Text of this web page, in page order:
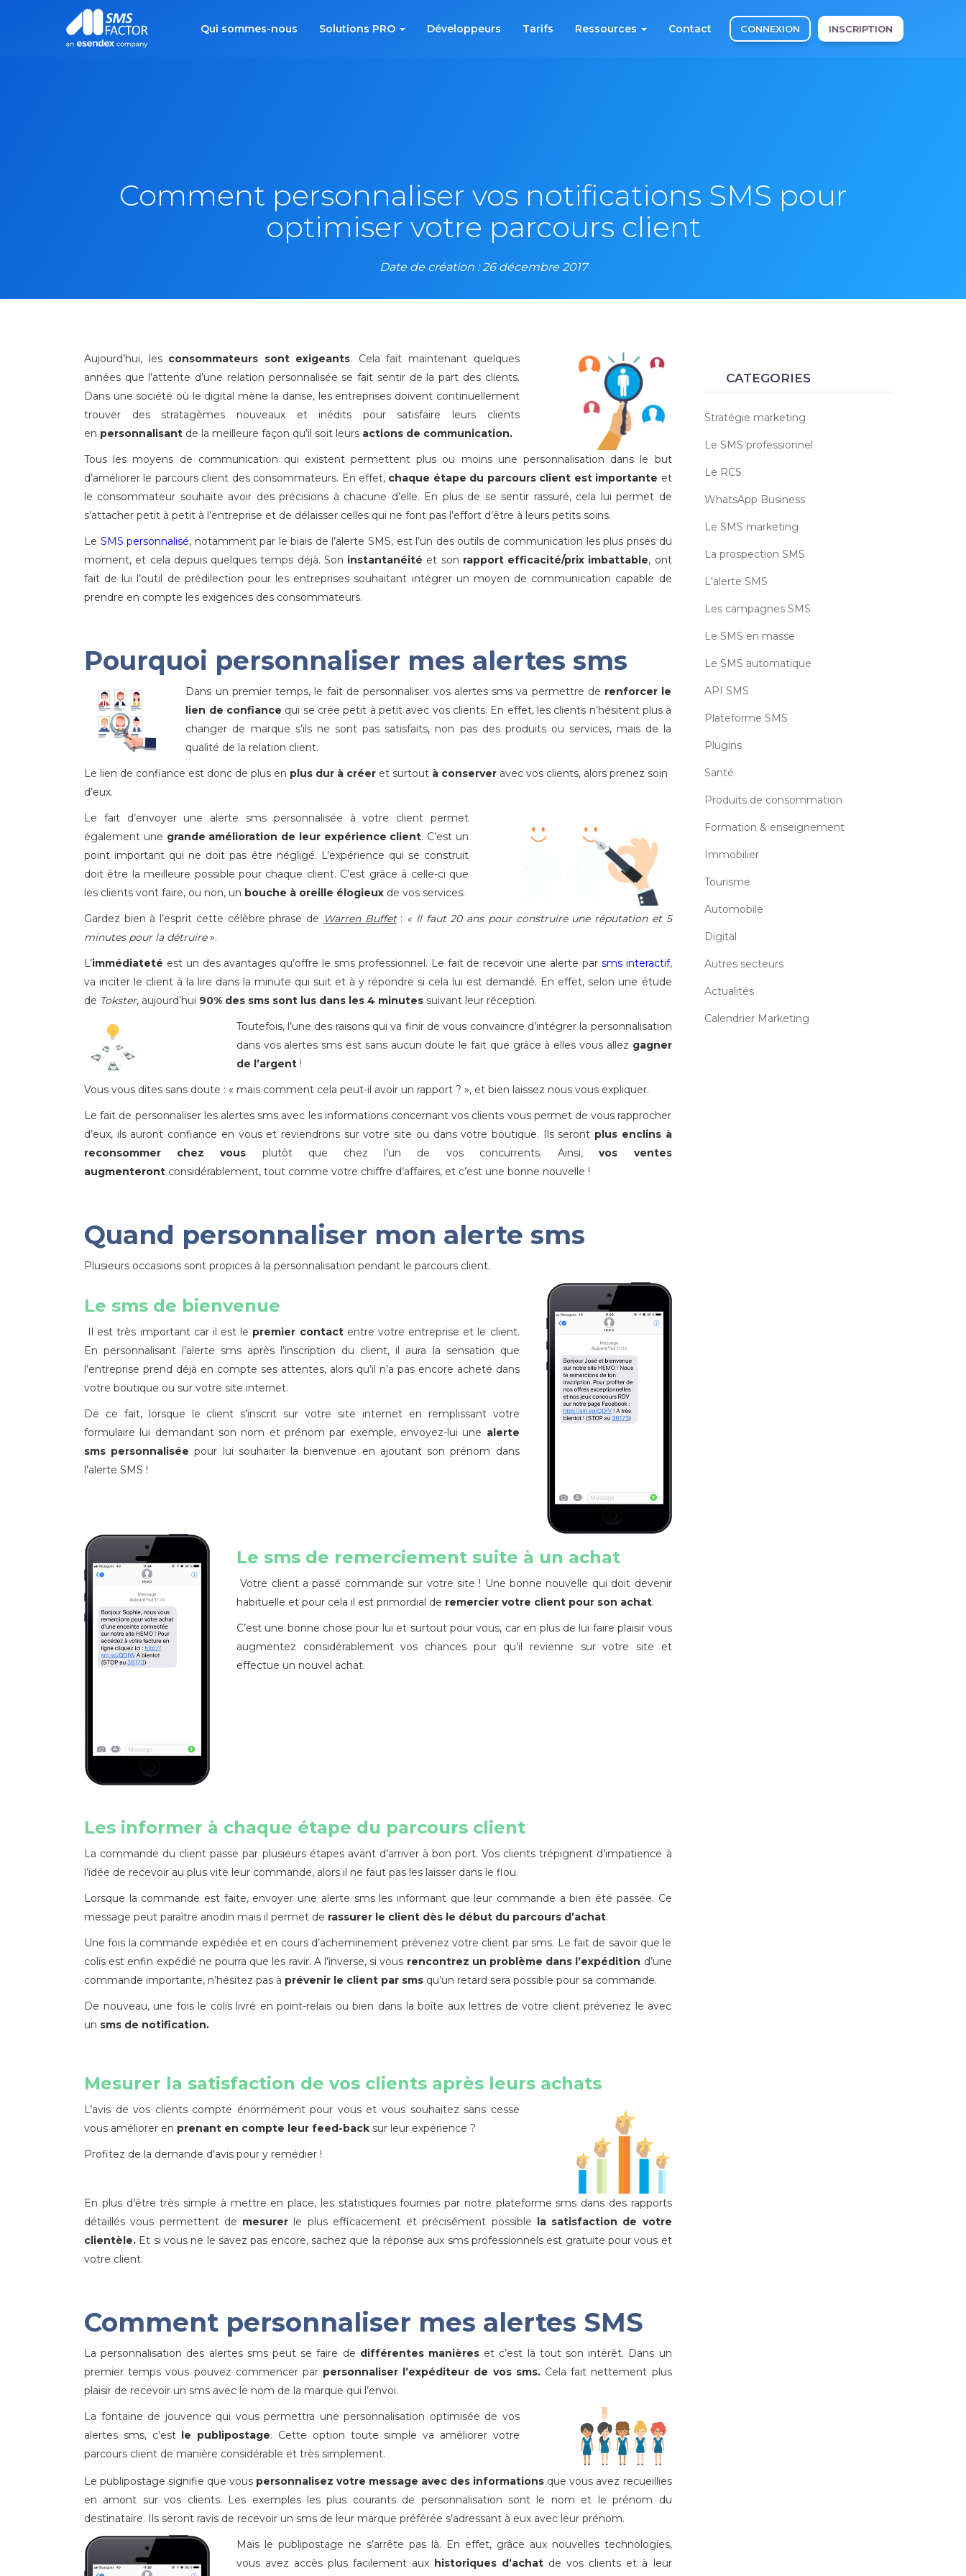
Qui sommes-nous Solutions PRO Développeurs Tarifs Ressources Contact CONNEXION INSCRIPTION
Comment personnaliser vos notifications SMS pour
optimiser votre parcours client
Date de création : 26 décembre 2017
Aujourd’hui, les consommateurs sont exigeants. Cela fait maintenant quelques
années que l’attente d’une relation personnalisée se fait sentir de la part des clients.
Dans une société où le digital mène la danse, les entreprises doivent continuellement
trouver des stratagèmes nouveaux et inédits pour satisfaire leurs clients
en personnalisant de la meilleure façon qu’il soit leurs actions de communication.
Tous les moyens de communication qui existent permettent plus ou moins une personnalisation dans le but
d’améliorer le parcours client des consommateurs. En effet, chaque étape du parcours client est importante et
le consommateur souhaite avoir des précisions à chacune d’elle. En plus de se sentir rassuré, cela lui permet de
s’attacher petit à petit à l’entreprise et de délaisser celles qui ne font pas l’effort d’être à leurs petits soins.
Le SMS personnalisé, notamment par le biais de l’alerte SMS, est l’un des outils de communication les plus prisés du
moment, et cela depuis quelques temps déjà. Son instantanéité et son rapport efficacité/prix imbattable, ont
fait de lui l’outil de prédilection pour les entreprises souhaitant intégrer un moyen de communication capable de
prendre en compte les exigences des consommateurs.
Pourquoi personnaliser mes alertes sms
Dans un premier temps, le fait de personnaliser vos alertes sms va permettre de renforcer le
lien de confiance qui se crée petit à petit avec vos clients. En effet, les clients n’hésitent plus à
changer de marque s’ils ne sont pas satisfaits, non pas des produits ou services, mais de la
qualité de la relation client.
Le lien de confiance est donc de plus en plus dur à créer et surtout à conserver avec vos clients, alors prenez soin
d’eux.
Le fait d’envoyer une alerte sms personnalisée à votre client permet
également une grande amélioration de leur expérience client. C’est un
point important qui ne doit pas être négligé. L’expérience qui se construit
doit être la meilleure possible pour chaque client. C’est grâce à celle-ci que
les clients vont faire, ou non, un bouche à oreille élogieux de vos services.
Gardez bien à l’esprit cette célèbre phrase de Warren Buffet: « Il faut 20 ans pour construire une réputation et 5
minutes pour la détruire».
L’immédiateté est un des avantages qu’offre le sms professionnel. Le fait de recevoir une alerte par sms interactif,
va inciter le client à la lire dans la minute qui suit et à y répondre si cela lui est demandé. En effet, selon une étude
de Tokster, aujourd’hui 90% des sms sont lus dans les 4 minutes suivant leur réception.
Toutefois, l’une des raisons qui va finir de vous convaincre d’intégrer la personnalisation
dans vos alertes sms est sans aucun doute le fait que grâce à elles vous allez gagner
de l’argent!
Vous vous dites sans doute : « mais comment cela peut-il avoir un rapport ? », et bien laissez nous vous expliquer.
Le fait de personnaliser les alertes sms avec les informations concernant vos clients vous permet de vous rapprocher
d’eux, ils auront confiance en vous et reviendrons sur votre site ou dans votre boutique. Ils seront plus enclins à
reconsommer chez vous plutôt que chez l’un de vos concurrents. Ainsi,vos ventes
augmenteront considérablement, tout comme votre chiffre d’affaires, et c’est une bonne nouvelle !
Quand personnaliser mon alerte sms
Plusieurs occasions sont propices à la personnalisation pendant le parcours client.
Le sms de bienvenue
Il est très important car il est le premier contactentre votre entreprise et le client.
En personnalisant l’alerte sms après l’inscription du client, il aura la sensation que
l’entreprise prend déjà en compte ses attentes, alors qu’il n’a pas encore acheté dans
votre boutique ou sur votre site internet.
De ce fait, lorsque le client s’inscrit sur votre site internet en remplissant votre
formulaire lui demandant son nom et prénom par exemple, envoyez-lui une alerte
sms personnalisée pour lui souhaiter la bienvenue en ajoutant son prénom dans
l’alerte SMS !
Le sms de remerciement suite à un achat
Votre client a passé commande sur votre site ! Une bonne nouvelle qui doit devenir
habituelle et pour cela il est primordial de remercier votre client pour son achat.
C’est une bonne chose pour lui et surtout pour vous, car en plus de lui faire plaisir vous
augmentez considérablement vos chances pour qu’il revienne sur votre site et
effectue un nouvel achat.
Les informer à chaque étape du parcours client
La commande du client passe par plusieurs étapes avant d’arriver à bon port. Vos clients trépignent d’impatience à
l’idée de recevoir au plus vite leur commande, alors il ne faut pas les laisser dans le flou.
Lorsque la commande est faite, envoyer une alerte sms les informant que leur commande a bien été passée. Ce
message peut paraître anodin mais il permet de rassurer le client dès le début du parcours d’achat.
Une fois la commande expédiée et en cours d’acheminement prévenez votre client par sms. Le fait de savoir que le
colis est enfin expédié ne pourra que les ravir. A l’inverse, si vous rencontrez un problème dans l’expédition d’une
commande importante, n’hésitez pas à prévenir le client par sms qu’un retard sera possible pour sa commande.
De nouveau, une fois le colis livré en point-relais ou bien dans la boîte aux lettres de votre client prévenez le avec
un sms de notification.
Mesurer la satisfaction de vos clients après leurs achats
L’avis de vos clients compte énormément pour vous et vous souhaitez sans cesse
vous améliorer en prenant en compte leur feed-back sur leur expérience ?
Profitez de la demande d'avis pour y remédier !
En plus d’être très simple à mettre en place, les statistiques fournies par notre plateforme sms dans des rapports
détaillés vous permettent de mesurer le plus efficacement et précisément possible la satisfaction de votre
clientèle. Et si vous ne le savez pas encore, sachez que la réponse aux sms professionnels est gratuite pour vous et
votre client.
Comment personnaliser mes alertes SMS
La personnalisation des alertes sms peut se faire de différentes manièreset c’est là tout son intérêt. Dans un
premier temps vous pouvez commencer par personnaliser l’expéditeur de vos sms.Cela fait nettement plus
plaisir de recevoir un sms avec le nom de la marque qui l’envoi.
La fontaine de jouvence qui vous permettra une personnalisation optimisée de vos
alertes sms, c’est le publipostage. Cette option toute simple va améliorer votre
parcours client de manière considérable et très simplement.
Le publipostage signifie que vous personnalisez votre message avec des informations que vous avez recueillies
en amont sur vos clients. Les exemples les plus courants de personnalisation sont le nom et le prénom du
destinataire. Ils seront ravis de recevoir un sms de leur marque préférée s’adressant à eux avec leur prénom.
Mais le publipostage ne s’arrête pas là. En effet, grâce aux nouvelles technologies,
vous avez accès plus facilement aux historiques d’achat de vos clients et à leur
CATEGORIES
Stratégie marketing
Le SMS professionnel
Le RCS
WhatsApp Business
Le SMS marketing
La prospection SMS
L'alerte SMS
Les campagnes SMS
Le SMS en masse
Le SMS automatique
API SMS
Plateforme SMS
Plugins
Santé
Produits de consommation
Formation & enseignement
Immobilier
Tourisme
Automobile
Digital
Autres secteurs
Actualités
Calendrier Marketing